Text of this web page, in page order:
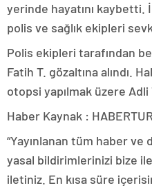
yerinde hayatını
polis ve sağlık ekipleri
Polis ekipleri tarafından
Fatih T. gözaltına alındı.
otopsi yapılmak üzere Adli
Haber Kaynak :
“Yayınlanan tüm haber
yasal bildirimlerinizi bize
iletiniz. En kısa süre